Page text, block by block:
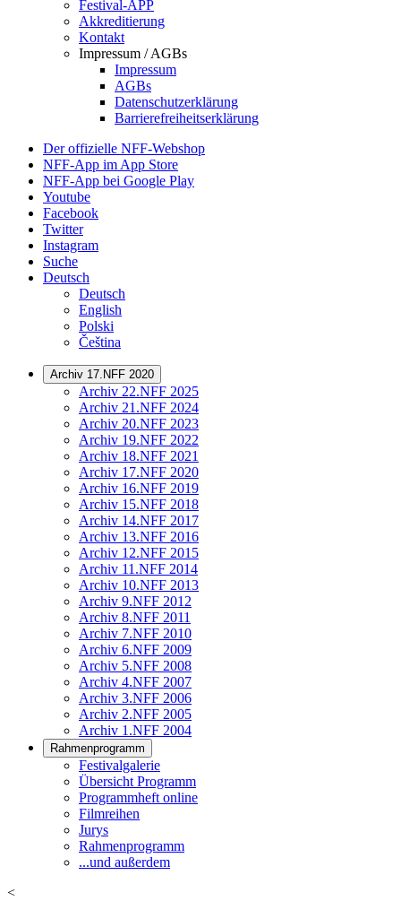
Festival-APP
Akkreditierung
Kontakt
Impressum / AGBs
Impressum
AGBs
Datenschutzerklärung
Barrierefreiheitserklärung
Der offizielle NFF-Webshop
NFF-App im App Store
NFF-App bei Google Play
Youtube
Facebook
Twitter
Instagram
Suche
Deutsch
Deutsch
English
Polski
Čeština
Archiv 17.NFF 2020
Archiv 22.NFF 2025
Archiv 21.NFF 2024
Archiv 20.NFF 2023
Archiv 19.NFF 2022
Archiv 18.NFF 2021
Archiv 17.NFF 2020
Archiv 16.NFF 2019
Archiv 15.NFF 2018
Archiv 14.NFF 2017
Archiv 13.NFF 2016
Archiv 12.NFF 2015
Archiv 11.NFF 2014
Archiv 10.NFF 2013
Archiv 9.NFF 2012
Archiv 8.NFF 2011
Archiv 7.NFF 2010
Archiv 6.NFF 2009
Archiv 5.NFF 2008
Archiv 4.NFF 2007
Archiv 3.NFF 2006
Archiv 2.NFF 2005
Archiv 1.NFF 2004
Rahmenprogramm
Festivalgalerie
Übersicht Programm
Programmheft online
Filmreihen
Jurys
Rahmenprogramm
...und außerdem
<